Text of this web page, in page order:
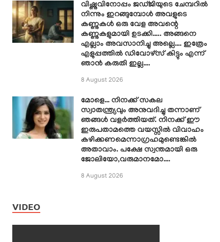
വിഷ്ണുവിനോപ്പം ജഡ്ജിയുടെ ചേമ്പറിൽ
നിന്നും ഇറങ്ങുമ്പോൾ അവളുടെ
കണ്ണുകൾ ഒരു വേള അവന്റെ
കണ്ണുകളുമായി ഉടക്കി….. അങ്ങനെ
എല്ലാം അവസാനിച്ചു അല്ലെ…. ഇത്രേം
എളുപ്പത്തിൽ ഡിവോഴ്സ് കിട്ടും എന്ന്
ഞാൻ കരുതി ഇല്ല….
8 August 2026
മോളെ… നിനക്ക് സകല
സ്വാതന്ത്ര്യവും അനുവദിച്ചു തന്നാണ്
ഞങ്ങൾ വളർത്തിയത്. നിനക്ക് ഈ
ഇരുപതാമത്തെ വയസ്സിൽ വിവാഹം
കഴിക്കണമെന്നാഗ്രഹമുണ്ടെങ്കിൽ
അതാവാം. പക്ഷേ സ്വന്തമായി ഒരു
ജോലിയോ,വരുമാനമോ….
8 August 2026
VIDEO